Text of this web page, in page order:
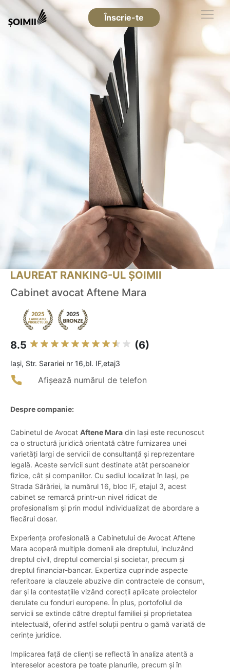
Înscrie-te
LAUREAT RANKING-UL ȘOIMII
Cabinet avocat Aftene Mara
8.5 (6)
Iaşi, Str. Sarariei nr 16,bl. IF,etaj3
Afișează numărul de telefon
Despre companie:
Cabinetul de Avocat Aftene Mara din Iași este recunoscut
ca o structură juridică orientată către furnizarea unei
varietăți largi de servicii de consultanță și reprezentare
legală. Aceste servicii sunt destinate atât persoanelor
fizice, cât și companiilor. Cu sediul localizat în Iași, pe
Strada Sărăriei, la numărul 16, bloc IF, etajul 3, acest
cabinet se remarcă printr-un nivel ridicat de
profesionalism și prin modul individualizat de abordare a
fiecărui dosar.
Experiența profesională a Cabinetului de Avocat Aftene
Mara acoperă multiple domenii ale dreptului, incluzând
dreptul civil, dreptul comercial și societar, precum și
dreptul financiar-bancar. Expertiza cuprinde aspecte
referitoare la clauzele abuzive din contractele de consum,
dar și la contestațiile vizând corecții aplicate proiectelor
derulate cu fonduri europene. În plus, portofoliul de
servicii se extinde către dreptul familiei și proprietatea
intelectuală, oferind astfel soluții pentru o gamă variată de
cerințe juridice.
Implicarea față de clienți se reflectă în analiza atentă a
intereselor acestora pe toate planurile, precum și în